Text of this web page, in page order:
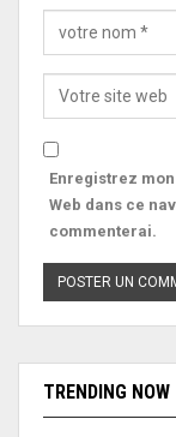
Enregistrez
Web dans ce
commenterai.
TRENDING NOW